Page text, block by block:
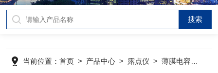
当前位置：首页 > 产品中心 > 露点仪 >薄膜电容露点仪